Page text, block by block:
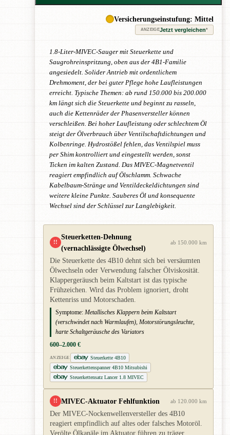
Versicherungseinstufung: Mittel
ANZEIGEJetzt vergleichen*
1.8-Liter-MIVEC-Sauger mit Steuerkette und
Saugrohreinspritzung, oben aus der 4B1-Familie
angesiedelt. Solider Antrieb mit ordentlichem
Drehmoment, der bei guter Pflege hohe Laufleistungen
erreicht. Typische Themen: ab rund 150.000 bis 200.000
km längt sich die Steuerkette und beginnt zu rasseln,
auch die Kettenräder der Phasenversteller können
verschleißen. Bei hoher Laufleistung oder schlechtem Öl
steigt der Ölverbrauch über Ventilschaftdichtungen und
Kolbenringe. Hydrostößel fehlen, das Ventilspiel muss
per Shim kontrolliert und eingestellt werden, sonst
Ticken im kalten Zustand. Das MIVEC-Magnetventil
reagiert empfindlich auf Ölschlamm. Schwache
Kabelbaum-Stränge und Ventildeckeldichtungen sind
weitere kleine Punkte. Sauberes Öl und konsequente
Wechsel sind der Schlüssel zur Langlebigkeit.
!!
Steuerketten-Dehnung
(vernachlässigte Ölwechsel)
ab 150.000 km
Die Steuerkette des 4B10 dehnt sich bei versäumten
Ölwechseln oder Verwendung falscher Ölviskosität.
Klappergeräusch beim Kaltstart ist das typische
Frühzeichen. Wird das Problem ignoriert, droht
Kettenriss und Motorschaden.
Symptome: Metallisches Klappern beim Kaltstart
(verschwindet nach Warmlaufen), Motorstörungsleuchte,
harte Schaltgeräusche des Variators
600–2.000 €
ANZEIGE
Steuerkette 4B10
Steuerkettenspanner 4B10 Mitsubishi
Steuerkettensatz Lancer 1.8 MIVEC
!! MIVEC-Aktuator Fehlfunktion ab 120.000 km
Der MIVEC-Nockenwellenversteller des 4B10
reagiert empfindlich auf altes oder falsches Motoröl.
Verölte Ölkanäle im Aktuator führen zu träger